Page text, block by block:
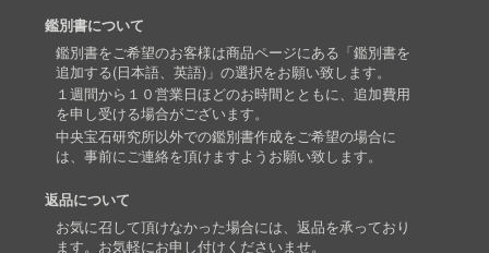
鑑別書について
鑑別書をご希望のお客様は商品ページにある「鑑別書を
追加する(日本語、英語)」の選択をお願い致します。
１週間から１０営業日ほどのお時間とともに、追加費用
を申し受ける場合がございます。
中央宝石研究所以外での鑑別書作成をご希望の場合に
は、事前にご連絡を頂けますようお願い致します。
返品について
お気に召して頂けなかった場合には、返品を承っており
ます。お気軽にお申し付けくださいませ。